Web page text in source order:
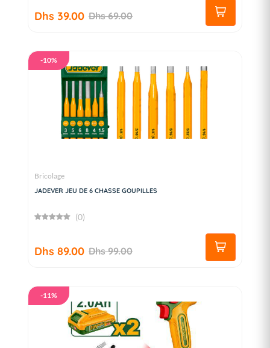
Dhs 39.00 Dhs 69.00
-10%
Bricolage
JADEVER JEU DE 6 CHASSE GOUPILLES
(0)
Dhs 89.00 Dhs 99.00
-11%